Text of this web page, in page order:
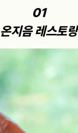
01
온지음 레스토랑